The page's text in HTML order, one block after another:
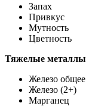
Запах
Привкус
Мутность
Цветность
Тяжелые металлы
Железо общее
Железо (2+)
Марганец